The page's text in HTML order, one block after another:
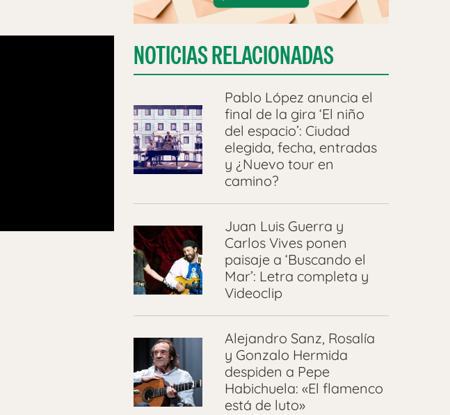
NOTICIAS RELACIONADAS
Pablo López anuncia el
final de la gira ‘El niño
del espacio’: Ciudad
elegida, fecha, entradas
y ¿Nuevo tour en
camino?
Juan Luis Guerra y
Carlos Vives ponen
paisaje a ‘Buscando el
Mar’: Letra completa y
Videoclip
Alejandro Sanz, Rosalía
y Gonzalo Hermida
despiden a Pepe
Habichuela: «El flamenco
está de luto»